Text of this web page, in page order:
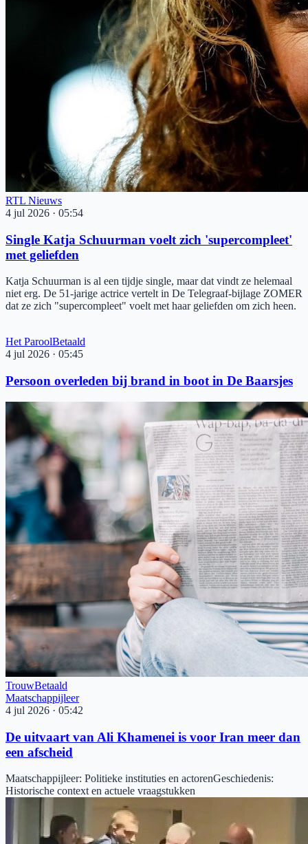
RTL Nieuws
4 jul 2026 · 05:54
Single Katja Schuurman voelt zich 'supercompleet'
met geliefden
Katja Schuurman is al een tijdje single, maar dat vindt ze helemaal
niet erg. De 51-jarige actrice vertelt in De Telegraaf-bijlage ZOMER
dat ze zich "supercompleet" voelt met haar geliefden om zich heen.
Het ParoolBetaald
4 jul 2026 · 05:45
Persoon overleden bij brand in boot in De Baarsjes
TrouwBetaald
Maatschappijleer
4 jul 2026 · 05:42
De uitvaart van Ali Khamenei is voor Iran meer dan
een afscheid
Maatschappijleer: Politieke instituties en actorenGeschiedenis:
Historische context en actuele vraagstukken